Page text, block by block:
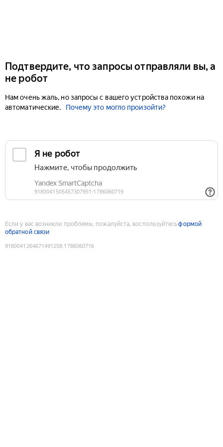
Подтвердите, что запросы отправляли вы, а
не робот
Нам очень жаль, но запросы с вашего устройства похожи на
автоматические.
Почему это могло произойти?
Если у вас возникли проблемы, пожалуйста, воспользуйтесьформой
обратной связи
9180041264671491258:1786060716